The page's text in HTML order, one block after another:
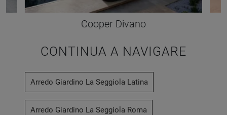
Cooper Divano
CONTINUA A NAVIGARE
Arredo Giardino La Seggiola Latina
Arredo Giardino La Seggiola Roma